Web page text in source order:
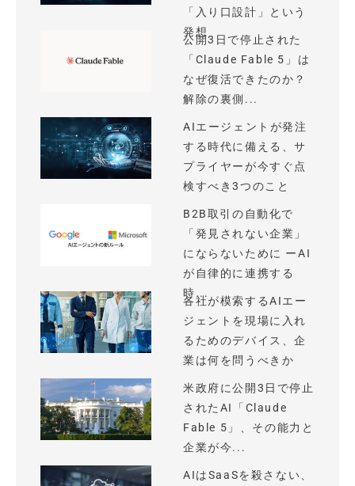
「入り口設計」という
発想
公開3日で停止された
「Claude Fable 5」は
なぜ復活できたのか？
解除の裏側...
AIエージェントが発注
する時代に備える、サ
プライヤーが今すぐ点
検すべき3つのこと
B2B取引の自動化で
「発見されない企業」
にならないために ーAI
が自律的に連携する
時...
各社が模索するAIエー
ジェントを現場に入れ
るためのデバイス、企
業は何を問うべきか
米政府に公開3日で停止
されたAI「Claude
Fable 5」、その能力と
企業が今...
AIはSaaSを殺さない、